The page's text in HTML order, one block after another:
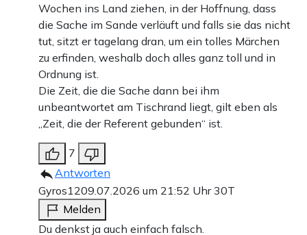
Wochen ins Land ziehen, in der Hoffnung, dass
die Sache im Sande verläuft und falls sie das nicht
tut, sitzt er tagelang dran, um ein tolles Märchen
zu erfinden, weshalb doch alles ganz toll und in
Ordnung ist.
Die Zeit, die die Sache dann bei ihm
unbeantwortet am Tischrand liegt, gilt eben als
„Zeit, die der Referent gebunden“ ist.
7
Antworten
Gyros1209.07.2026 um 21:52 Uhr30T
Melden
Du denkst ja auch einfach falsch.